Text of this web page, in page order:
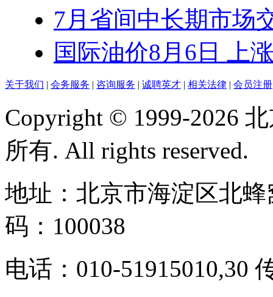
7月省间中长期市场
国际油价8月6日 上
关于我们 | 会务服务 | 咨询服务 | 诚聘英才 | 相关法律 | 会员注册
Copyright © 1999-2026
所有. All rights reserved.
地址：北京市海淀区北
码：100038
电话：010-51915010,30